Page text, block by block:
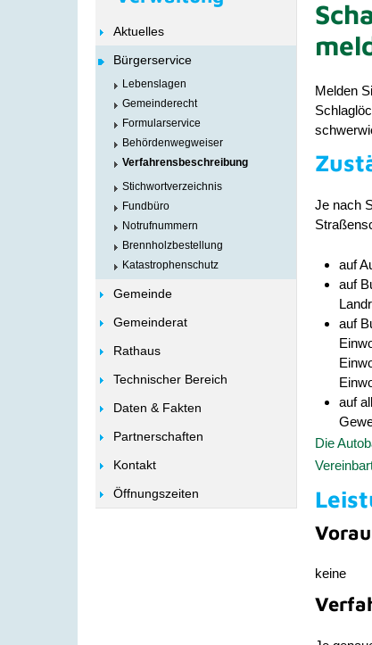
Aktuelles
Bürgerservice
Lebenslagen
Gemeinderecht
Formularservice
Behördenwegweiser
Verfahrensbeschreibung
Stichwortverzeichnis
Fundbüro
Notrufnummern
Brennholzbestellung
Katastrophenschutz
Gemeinde
Gemeinderat
Rathaus
Technischer Bereich
Daten & Fakten
Partnerschaften
Kontakt
Öffnungszeiten
Melden
Je nach
auf
auf
auf
auf
Die
keine